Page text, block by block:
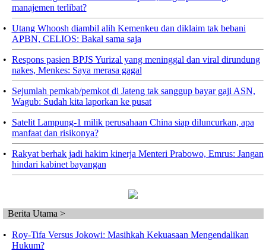
manajemen terlibat?
• Utang Whoosh diambil alih Kemenkeu dan diklaim tak bebani
APBN, CELIOS: Bakal sama saja
• Respons pasien BPJS Yurizal yang meninggal dan viral dirundung
nakes, Menkes: Saya merasa gagal
•
Sejumlah pemkab/pemkot di Jateng tak sanggup bayar gaji ASN,
Wagub: Sudah kita laporkan ke pusat
•
Satelit Lampung-1 milik perusahaan China siap diluncurkan, apa
manfaat dan risikonya?
• Rakyat berhak jadi hakim kinerja Menteri Prabowo, Emrus: Jangan
hindari kabinet bayangan
Berita Utama >
• Roy-Tifa Versus Jokowi: Masihkah Kekuasaan Mengendalikan
Hukum?